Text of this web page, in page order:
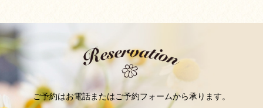
ご予約はお電話またはご予約フォームから承ります。